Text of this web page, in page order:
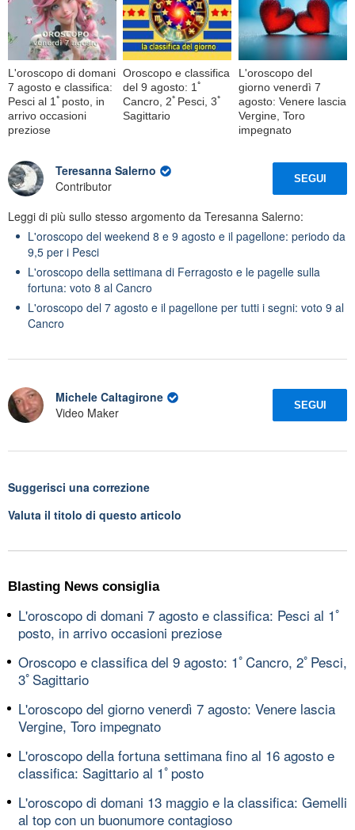
L'oroscopo di domani
7 agosto e classifica:
Pesci al 1ﾟposto, in
arrivo occasioni
preziose
Oroscopo e classifica
del 9 agosto: 1ﾟ
Cancro, 2ﾟPesci, 3ﾟ
Sagittario
L'oroscopo del
giorno venerdì 7
agosto: Venere lascia
Vergine, Toro
impegnato
Teresanna Salerno
Contributor
SEGUI
Leggi di più sullo stesso argomento da Teresanna Salerno:
L'oroscopo del weekend 8 e 9 agosto e il pagellone: periodo da
9,5 per i Pesci
L'oroscopo della settimana di Ferragosto e le pagelle sulla
fortuna: voto 8 al Cancro
L'oroscopo del 7 agosto e il pagellone per tutti i segni: voto 9 al
Cancro
Michele Caltagirone
Video Maker
SEGUI
Suggerisci una correzione
Valuta il titolo di questo articolo
Blasting News consiglia
L'oroscopo di domani 7 agosto e classifica: Pesci al 1ﾟ
posto, in arrivo occasioni preziose
Oroscopo e classifica del 9 agosto: 1ﾟCancro, 2ﾟPesci,
3ﾟSagittario
L'oroscopo del giorno venerdì 7 agosto: Venere lascia
Vergine, Toro impegnato
L'oroscopo della fortuna settimana fino al 16 agosto e
classifica: Sagittario al 1ﾟposto
L'oroscopo di domani 13 maggio e la classifica: Gemelli
al top con un buonumore contagioso